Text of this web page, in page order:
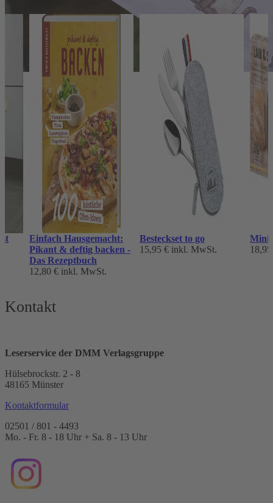
Einfach Hausgemacht:
Pikant & deftig backen -
Das Rezeptbuch
12,80 € inkl. MwSt.
Besteckset to go
15,95 € inkl. MwSt.
Mini-
Kontakt
Leserservice der DMM Verlagsgruppe
Hülsebrockstr. 2 - 8
48165 Münster
Kontaktformular
02501 / 801 - 4493
Mo. - Fr. 8 - 18 Uhr + Sa. 8 - 13 Uhr